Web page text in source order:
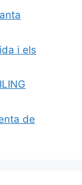
i els
de